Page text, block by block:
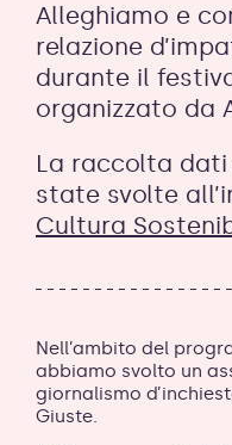
Alleghiamo e
relazione
durante il
organizzato da
La raccolta dati
state svolte
Cultura
Nell’ambito del
abbiamo svolto un
giornalismo
Giuste.